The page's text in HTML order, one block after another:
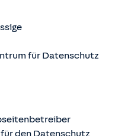
für Datenschutz
den Datenschutz